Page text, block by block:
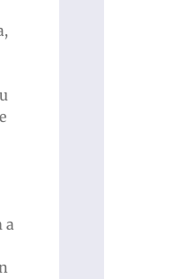
a